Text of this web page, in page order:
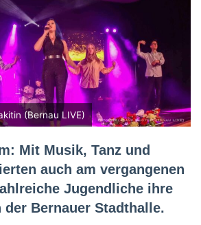
(Bernau LIVE)
Mit Musik, Tanz und
auch am vergangenen
Jugendliche ihre
der Bernauer Stadthalle.